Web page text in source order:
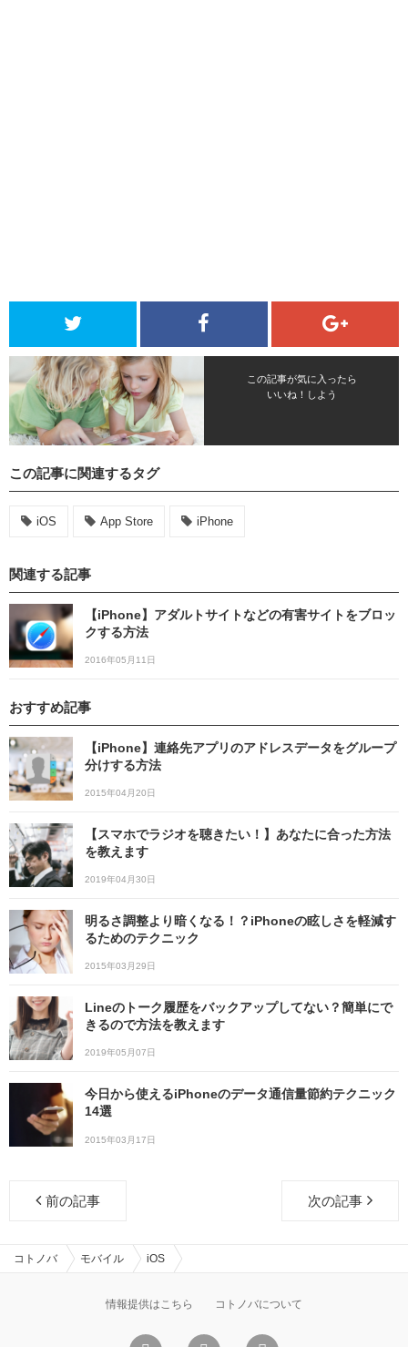
この記事が気に入ったら
いいね！しよう
この記事に関連するタグ
iOS App Store iPhone
関連する記事
【iPhone】アダルトサイトなどの有害サイトをブロッ
クする方法
2016年05月11日
おすすめ記事
【iPhone】連絡先アプリのアドレスデータをグループ
分けする方法
2015年04月20日
【スマホでラジオを聴きたい！】あなたに合った方法
を教えます
2019年04月30日
明るさ調整より暗くなる！？iPhoneの眩しさを軽減す
るためのテクニック
2015年03月29日
Lineのトーク履歴をバックアップしてない？簡単にで
きるので方法を教えます
2019年05月07日
今日から使えるiPhoneのデータ通信量節約テクニック
14選
2015年03月17日
前の記事 次の記事
コトノバ モバイル iOS
情報提供はこちら コトノバについて